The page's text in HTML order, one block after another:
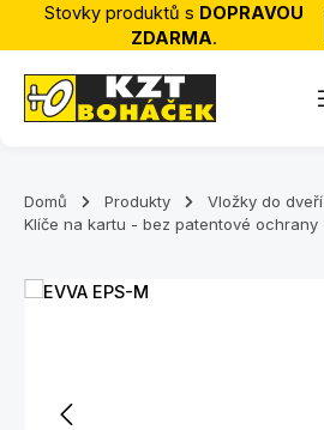
Přejít na hlavní obsah
Stovky produktů s DOPRAVOU
ZDARMA.
Domů Produkty
Vložky do dveří
Klíče na kartu - bez patentové ochrany
Přeskočit galerii obrázků